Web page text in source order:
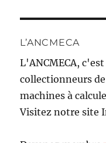
L’ANCMECA
L'ANCMECA,
collectionneurs
machines à
Visitez notre site